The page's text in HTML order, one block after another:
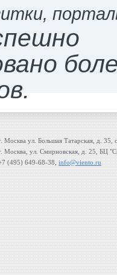
Москва ул. Большая Татарская, д. 35,
Москва, ул. Смирновская, д. 25, БЦ
(495) 649-68-38, info@viento.ru